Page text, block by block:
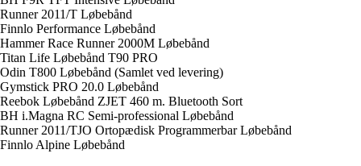
Runner 2011/T Løbebånd
Finnlo Performance Løbebånd
Hammer Race Runner 2000M Løbebånd
Titan Life Løbebånd T90 PRO
Odin T800 Løbebånd (Samlet ved levering)
Gymstick PRO 20.0 Løbebånd
Reebok Løbebånd ZJET 460 m. Bluetooth Sort
BH i.Magna RC Semi-professional Løbebånd
Runner 2011/TJO Ortopædisk Programmerbar Løbebånd
Finnlo Alpine Løbebånd